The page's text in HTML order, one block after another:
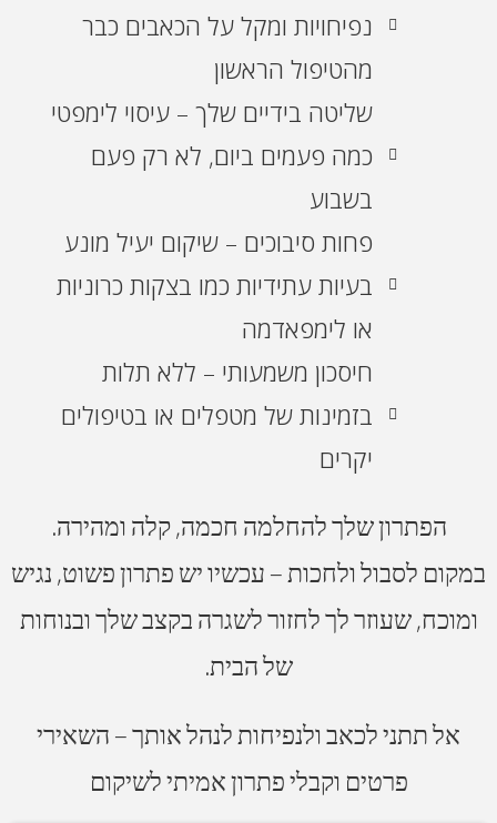
נפיחויות ומקל על הכאבים כבר
מהטיפול הראשון
שליטה בידיים שלך – עיסוי לימפטי
כמה פעמים ביום, לא רק פעם
בשבוע
פחות סיבוכים – שיקום יעיל מונע
בעיות עתידיות כמו בצקות כרוניות
או לימפאדמה
חיסכון משמעותי – ללא תלות
בזמינות של מטפלים או בטיפולים
יקרים
הפתרון שלך להחלמה חכמה, קלה ומהירה.
במקום לסבול ולחכות – עכשיו יש פתרון פשוט, נגיש
ומוכח, שעוזר לך לחזור לשגרה בקצב שלך ובנוחות
של הבית.
אל תתני לכאב ולנפיחות לנהל אותך – השאירי
פרטים וקבלי פתרון אמיתי לשיקום